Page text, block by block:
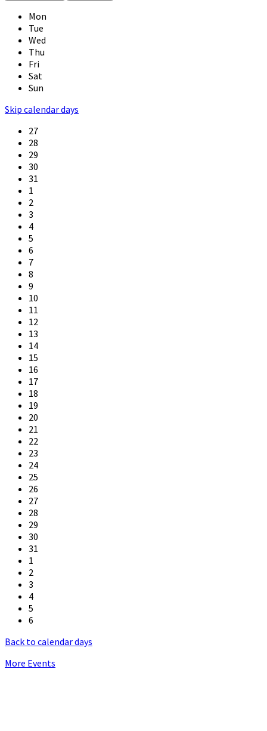
Mon
Tue
Wed
Thu
Fri
Sat
Sun
Skip calendar days
27
28
29
30
31
1
2
3
4
5
6
7
8
9
10
11
12
13
14
15
16
17
18
19
20
21
22
23
24
25
26
27
28
29
30
31
1
2
3
4
5
6
Back to calendar days
More Events